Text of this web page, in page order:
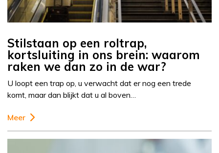
Stilstaan op een roltrap,
kortsluiting in ons brein: waarom
raken we dan zo in de war?
U loopt een trap op, u verwacht dat er nog een trede
komt, maar dan blijkt dat u al boven…
Meer